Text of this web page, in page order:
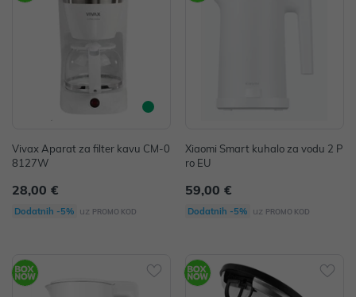
Vivax Aparat za filter kavu CM-0
8127W
28,00 €
Dodatnih -5% uz PROMO KOD
Xiaomi Smart kuhalo za vodu 2 P
ro EU
59,00 €
Dodatnih -5% uz PROMO KOD